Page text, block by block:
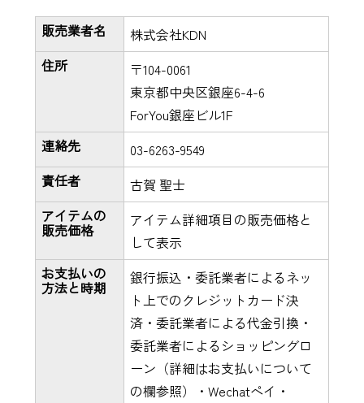
販売業者名
株式会社KDN
住所
〒104-0061
東京都中央区銀座6-4-6
ForYou銀座ビル1F
連絡先
03-6263-9549
責任者
古賀 聖士
アイテムの
販売価格
アイテム詳細項目の販売価格と
して表示
お支払いの
方法と時期
銀行振込・委託業者によるネッ
ト上でのクレジットカード決
済・委託業者による代金引換・
委託業者によるショッピングロ
ーン（詳細はお支払いについて
の欄参照）・Wechatペイ・